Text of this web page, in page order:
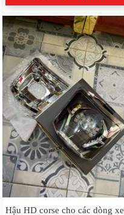
Hậu HD corse cho các dòng xe